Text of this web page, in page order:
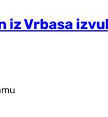
iz Vrbasa